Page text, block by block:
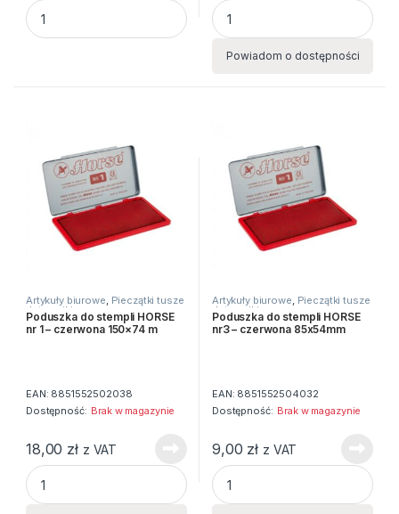
Tusz do pieczątek NORIS 25ml 110s zielony quantity
Datownik GRAND GR-4510C
Powiadom o dostępności
Artykuły biurowe, Pieczątki tusze
datowniki
Poduszka do stempli HORSE
nr 1 – czerwona 150×74 m
EAN: 8851552502038
Dostępność: Brak w magazynie
18,00 zł z VAT
Poduszka do stempli HORSE nr 1 - czerwona 150x74 m
Artykuły biurowe, Pieczątki tusze
datowniki
Poduszka do stempli HORSE
nr3 – czerwona 85x54mm
EAN: 8851552504032
Dostępność: Brak w magazynie
9,00 zł z VAT
Poduszka do stempli